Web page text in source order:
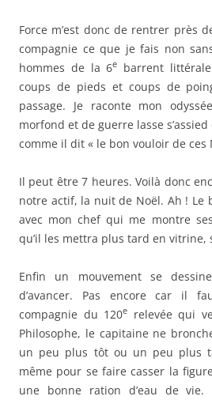
Force m’est donc de rentrer près
compagnie ce que je fais non
hommes de la 6e
barrent
coups de pieds et coups de
passage. Je raconte mon
morfond et de guerre lasse
comme il dit « le bon vouloir de ces
Il peut être 7 heures. Voilà donc
notre actif, la nuit de Noël. Ah ! Le
avec mon chef qui me montre
qu’il les mettra plus tard en vitrine,
Enfin un mouvement se
d’avancer. Pas encore car il
compagnie du 120e
relevée qui
Philosophe, le capitaine ne
un peu plus tôt ou un peu plus
même pour se faire casser la
une bonne ration d’eau de vie.